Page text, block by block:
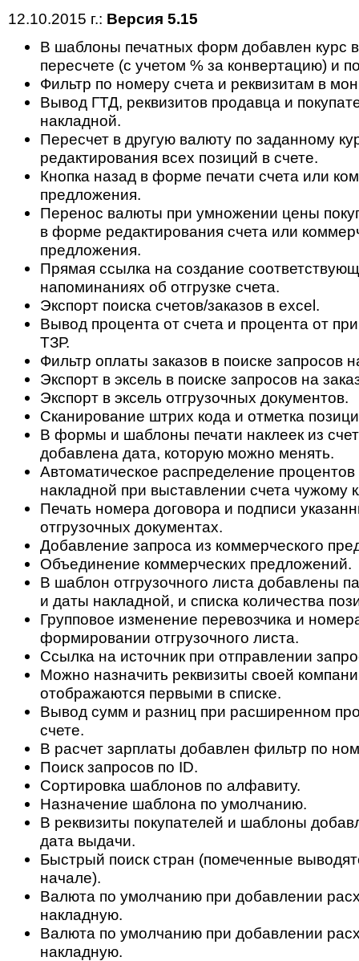
12.10.2015 г.: Версия 5.15
В шаблоны печатных форм добавлен курс
пересчете (с учетом % за конвертацию) и
Фильтр по номеру счета и реквизитам в
Вывод ГТД, реквизитов продавца и
накладной.
Пересчет в другую валюту по заданному
редактирования всех позиций в счете.
Кнопка назад в форме печати счета или
предложения.
Перенос валюты при умножении цены
в форме редактирования счета или
предложения.
Прямая ссылка на создание
напоминаниях об отгрузке счета.
Экспорт поиска счетов/заказов в excel.
Вывод процента от счета и процента от
ТЗР.
Фильтр оплаты заказов в поиске запросов
Экспорт в эксель в поиске запросов на
Экспорт в эксель отгрузочных документов.
Сканирование штрих кода и отметка
В формы и шаблоны печати наклеек из
добавлена дата, которую можно менять.
Автоматическое распределение процентов
накладной при выставлении счета чужому
Печать номера договора и подписи
отгрузочных документах.
Добавление запроса из коммерческого
Объединение коммерческих предложений.
В шаблон отгрузочного листа добавлены
и даты накладной, и списка количества
Групповое изменение перевозчика и
формировании отгрузочного листа.
Ссылка на источник при отправлении
Можно назначить реквизиты своей
отображаются первыми в списке.
Вывод сумм и разниц при расширенном
счете.
В расчет зарплаты добавлен фильтр по
Поиск запросов по ID.
Сортировка шаблонов по алфавиту.
Назначение шаблона по умолчанию.
В реквизиты покупателей и шаблоны
дата выдачи.
Быстрый поиск стран (помеченные
начале).
Валюта по умолчанию при добавлении
накладную.
Валюта по умолчанию при добавлении
накладную.